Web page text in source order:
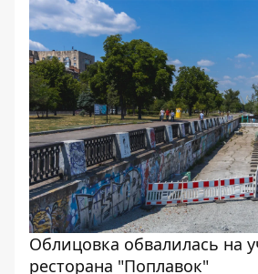
Облицовка обвалилась на
ресторана "Поплавок"